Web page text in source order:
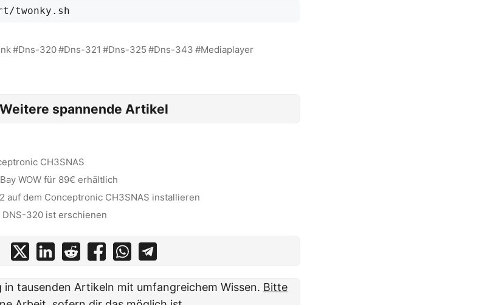
Dns-320 Dns-321 Dns-325 Dns-343
Mediaplayer
Weitere spannende Artikel
CH3SNAS
WOW für 89€ erhältlich
auf dem Conceptronic CH3SNAS installieren
320 ist erschienen
tausenden Artikeln mit umfangreichem Wissen. Bitte